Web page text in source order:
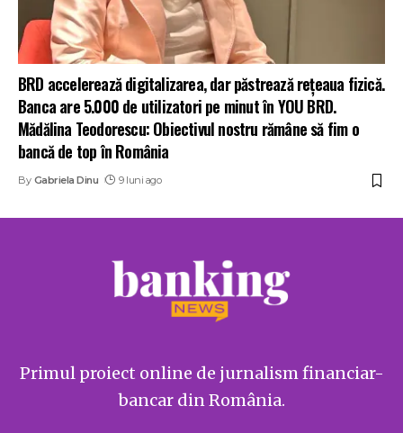
BRD accelerează digitalizarea, dar păstrează rețeaua fizică.
Banca are 5.000 de utilizatori pe minut în YOU BRD.
Mădălina Teodorescu: Obiectivul nostru rămâne să fim o
bancă de top în România
By Gabriela Dinu 9 luni ago
Primul proiect online de jurnalism financiar-
bancar din România.